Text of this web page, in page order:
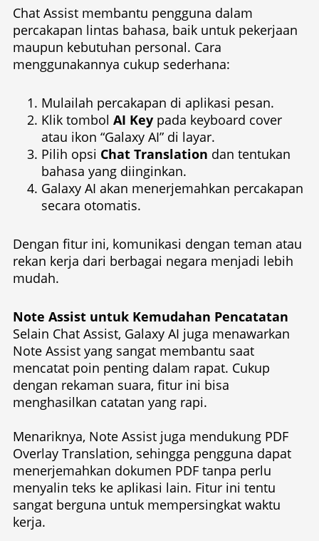
Chat Assist membantu pengguna dalam
percakapan lintas bahasa, baik untuk pekerjaan
maupun kebutuhan personal. Cara
menggunakannya cukup sederhana:
Mulailah percakapan di aplikasi pesan.
Klik tombol AI Key pada keyboard cover
atau ikon “Galaxy AI” di layar.
Pilih opsi Chat Translation dan tentukan
bahasa yang diinginkan.
Galaxy AI akan menerjemahkan percakapan
secara otomatis.
Dengan fitur ini, komunikasi dengan teman atau
rekan kerja dari berbagai negara menjadi lebih
mudah.
Note Assist untuk Kemudahan Pencatatan
Selain Chat Assist, Galaxy AI juga menawarkan
Note Assist yang sangat membantu saat
mencatat poin penting dalam rapat. Cukup
dengan rekaman suara, fitur ini bisa
menghasilkan catatan yang rapi.
Menariknya, Note Assist juga mendukung PDF
Overlay Translation, sehingga pengguna dapat
menerjemahkan dokumen PDF tanpa perlu
menyalin teks ke aplikasi lain. Fitur ini tentu
sangat berguna untuk mempersingkat waktu
kerja.